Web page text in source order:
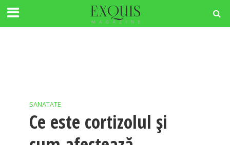
SANATATE
Ce este cortizolul și